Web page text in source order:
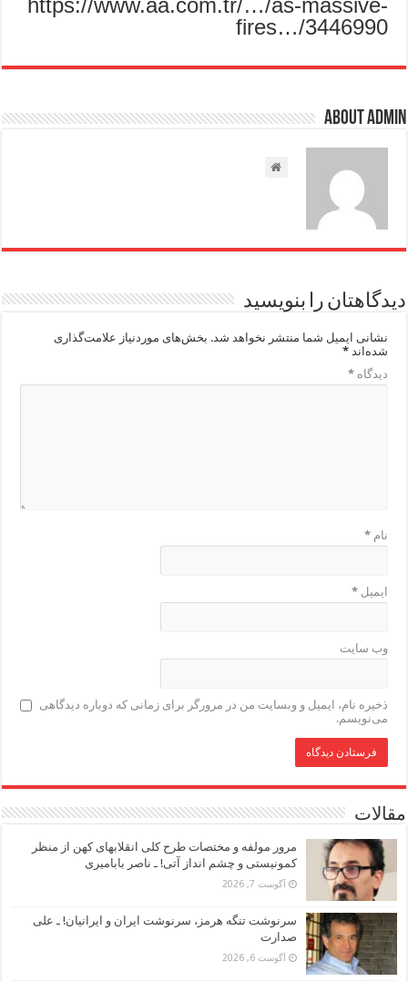
https://www.aa.com.tr/…/as-massive-
fires…/3446990
About admin
دیدگاهتان را بنویسید
نشانی ایمیل شما منتشر نخواهد شد. بخش‌های موردنیاز علامت‌گذاری
شده‌اند*
دیدگاه*
نام*
ایمیل*
وب‌ سایت
ذخیره نام، ایمیل و وبسایت من در مرورگر برای زمانی که دوباره دیدگاهی
می‌نویسم.
مقالات
مرور مولفه و مختصات طرح کلی انقلابهای کهن از منظر
کمونیستی و چشم انداز آتی! ـ ناصر بابامیری
آگوست 7, 2026
سرنوشت تنگه هرمز، سرنوشت ایران و ایرانیان! ـ علی
صدارت
آگوست 6, 2026